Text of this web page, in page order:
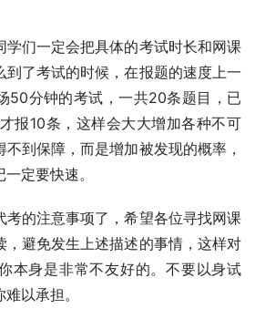
学们一定会把具体的考试时长和网课
到了考试的时候，在报题的速度上一
50分钟的考试，一共20条题目，已
报10条，这样会大大增加各种不可
到保障，而是增加被发现的概率，
定要快速。
考的注意事项了，希望各位寻找网课
，避免发生上述描述的事情，这样对
本身是非常不友好的。不要以身试
以承担。